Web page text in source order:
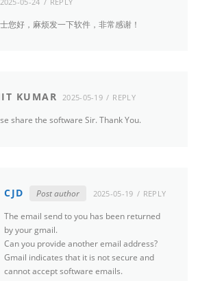
您好，麻烦发一下软件，非常感谢！
KUMAR 2025-05-19 REPLY
share the software Sir. Thank You.
CJD Post author 2025-05-19 REPLY
The email send to you has been returned
by your gmail.
Can you provide another email address?
Gmail indicates that it is not secure and
cannot accept software emails.